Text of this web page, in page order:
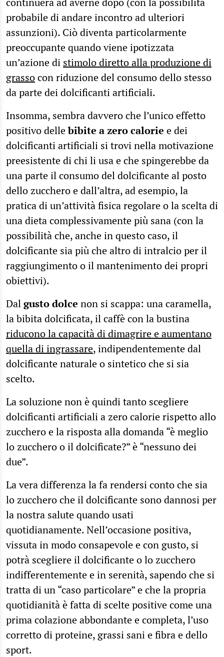
probabile di andare incontro ad ulteriori
assunzioni). Ciò diventa particolarmente
preoccupante quando viene ipotizzata
un’azione di stimolo diretto alla produzione di
grassocon riduzione del consumo dello stesso
da parte dei dolcificanti artificiali.
Insomma, sembra davvero che l’unico effetto
positivo dellebibite a zero calorie e dei
dolcificanti artificiali si trovi nella motivazione
preesistente di chi li usa e che spingerebbe da
una parte il consumo del dolcificante al posto
dello zucchero e dall’altra, ad esempio, la
pratica di un’attività fisica regolare o la scelta di
una dieta complessivamente più sana (con la
possibilità che, anche in questo caso, il
dolcificante sia più che altro di intralcio per il
raggiungimento o il mantenimento dei propri
obiettivi).
Dalgusto dolce non si scappa: una caramella,
la bibita dolcificata, il caffè con la bustina
riducono la capacità di dimagrire e aumentano
quella di ingrassare, indipendentemente dal
dolcificante naturale o sintetico che si sia
scelto.
La soluzione non è quindi tanto scegliere
dolcificanti artificiali a zero calorie rispetto allo
zucchero e la risposta alla domanda “è meglio
lo zucchero o il dolcificate?” è “nessuno dei
due”.
La vera differenza la fa rendersi conto che sia
lo zucchero che il dolcificante sono dannosi per
la nostra salute quando usati
quotidianamente. Nell’occasione positiva,
vissuta in modo consapevole e con gusto, si
potrà scegliere il dolcificante o lo zucchero
indifferentemente e in serenità, sapendo che si
tratta di un “caso particolare” e che la propria
quotidianità è fatta di scelte positive come una
prima colazione abbondante e completa, l’uso
corretto di proteine, grassi sani e fibra e dello
sport.